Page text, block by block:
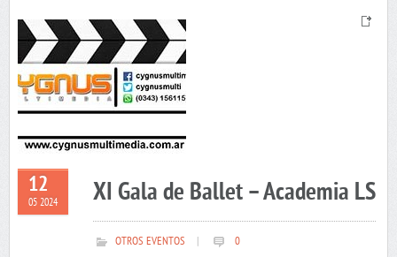
12
05 2024 XI Gala de Ballet – Academia LS
OTROS EVENTOS 0